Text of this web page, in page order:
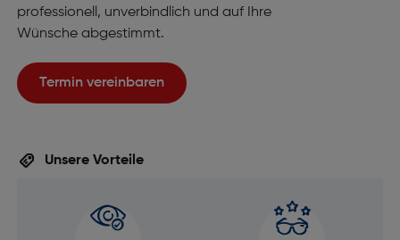
professionell, unverbindlich und auf Ihre
Wünsche abgestimmt.
Termin vereinbaren
Unsere Vorteile